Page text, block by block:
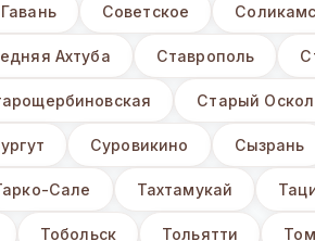
Советское
Ахтуба Ставрополь
Старый Оскол
Суровикино Сызрань
Сале Тахтамукай
Тобольск Тольятти